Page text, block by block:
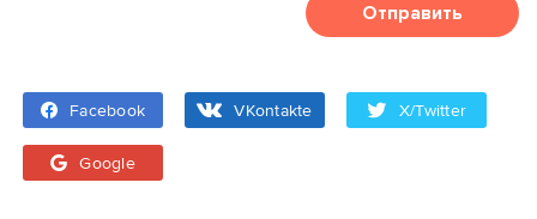
Отправить
Facebook VKontakte X/Twitter
Google